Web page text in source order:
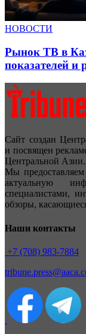
НОВОСТИ
Рынок ТВ в
показателей и
Сайт создан
и посвящен
Центральной Азии.
Мы
актуальную
специалистами,
обзоры,
Наши контакты
+7 (708) 983-7884